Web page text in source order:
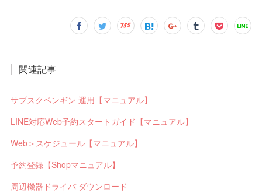
関連記事
サブスクペンギン 運用【マニュアル】
LINE対応Web予約スタートガイド【マニュアル】
Web＞スケジュール【マニュアル】
予約登録【Shopマニュアル】
周辺機器ドライバ ダウンロード